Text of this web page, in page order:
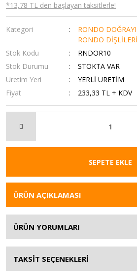
*13,78 TL den başlayan taksitlerle!
Kategori RONDO
RONDO DİŞLİLERİ
Stok Kodu
RNDOR10
Stok Durumu
STOKTA VAR
Üretim Yeri
YERLİ ÜRETİM
Fiyat
233,33 TL + KDV
SEPETE EKLE
ÜRÜN AÇIKLAMASI
ÜRÜN YORUMLARI
TAKSİT SEÇENEKLERİ